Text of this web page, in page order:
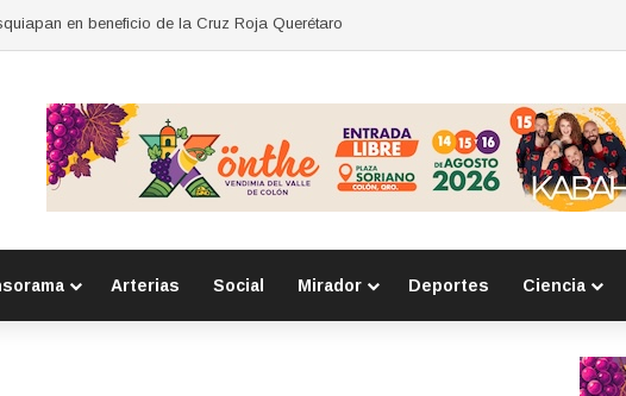
coordinación con Migración y Juzgado Cívico para atención de personas extranjeras
Arterias Social Mirador Deportes Ciencia